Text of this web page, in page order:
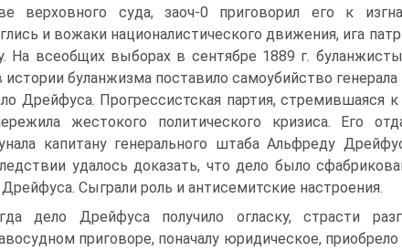
верховного суда, заоч-0 приговорил его к
и вожаки националистического движения, ига
На всеобщих выборах в сентябре 1889 г.
истории буланжизма поставило самоубийство генерала
Дрейфуса. Прогрессистская партия, стремившаяся
жестокого политического кризиса. Его
капитану генерального штаба Альфреду
удалось доказать, что дело было
Сыграли роль и антисемитские настроения.
дело Дрейфуса получило огласку, страсти
приговоре, поначалу юридическое,